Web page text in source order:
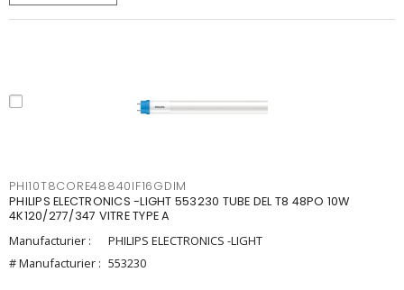
PHI10T8CORE48840IF16GDIM
PHILIPS ELECTRONICS -LIGHT 553230 TUBE DEL T8 48PO 10W
4K120/277/347 VITRE TYPE A
Manufacturier :
PHILIPS ELECTRONICS -LIGHT
# Manufacturier : 553230